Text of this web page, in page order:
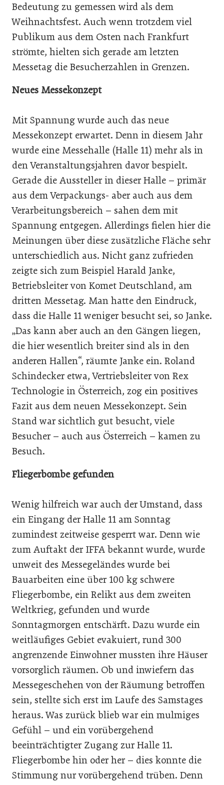
Bedeutung zu gemessen wird als dem
Weihnachtsfest. Auch wenn trotzdem viel
Publikum aus dem Osten nach Frankfurt
strömte, hielten sich gerade am letzten
Messetag die Besucherzahlen in Grenzen.
Neues Messekonzept
Mit Spannung wurde auch das neue
Messekonzept erwartet. Denn in diesem Jahr
wurde eine Messehalle (Halle 11) mehr als in
den Veranstaltungsjahren davor bespielt.
Gerade die Aussteller in dieser Halle – primär
aus dem Verpackungs- aber auch aus dem
Verarbeitungsbereich – sahen dem mit
Spannung entgegen. Allerdings fielen hier die
Meinungen über diese zusätzliche Fläche sehr
unterschiedlich aus. Nicht ganz zufrieden
zeigte sich zum Beispiel Harald Janke,
Betriebsleiter von Komet Deutschland, am
dritten Messetag. Man hatte den Eindruck,
dass die Halle 11 weniger besucht sei, so Janke.
„Das kann aber auch an den Gängen liegen,
die hier wesentlich breiter sind als in den
anderen Hallen“, räumte Janke ein. Roland
Schindecker etwa, Vertriebsleiter von Rex
Technologie in Österreich, zog ein positives
Fazit aus dem neuen Messekonzept. Sein
Stand war sichtlich gut besucht, viele
Besucher – auch aus Österreich – kamen zu
Besuch.
Fliegerbombe gefunden
Wenig hilfreich war auch der Umstand, dass
ein Eingang der Halle 11 am Sonntag
zumindest zeitweise gesperrt war. Denn wie
zum Auftakt der IFFA bekannt wurde, wurde
unweit des Messegeländes wurde bei
Bauarbeiten eine über 100 kg schwere
Fliegerbombe, ein Relikt aus dem zweiten
Weltkrieg, gefunden und wurde
Sonntagmorgen entschärft. Dazu wurde ein
weitläufiges Gebiet evakuiert, rund 300
angrenzende Einwohner mussten ihre Häuser
vorsorglich räumen. Ob und inwiefern das
Messegeschehen von der Räumung betroffen
sein, stellte sich erst im Laufe des Samstages
heraus. Was zurück blieb war ein mulmiges
Gefühl – und ein vorübergehend
beeinträchtigter Zugang zur Halle 11.
Fliegerbombe hin oder her – dies konnte die
Stimmung nur vorübergehend trüben. Denn